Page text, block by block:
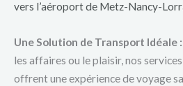
vers l’aéroport de Metz-Nancy-
Une Solution de Transport Idéale :
les affaires ou le plaisir, nos
offrent une expérience de voyage